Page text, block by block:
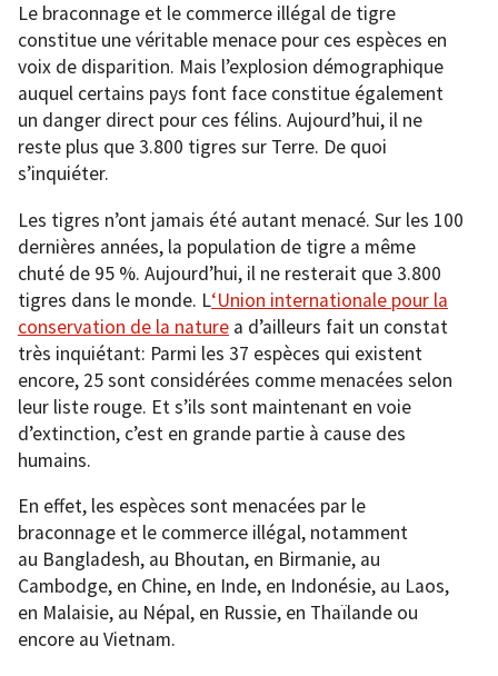
Le braconnage et le commerce illégal de tigre
constitue une véritable menace pour ces espèces en
voix de disparition. Mais l’explosion démographique
auquel certains pays font face constitue également
un danger direct pour ces félins. Aujourd’hui, il ne
reste plus que 3.800 tigres sur Terre. De quoi
s’inquiéter.
Les tigres n’ont jamais été autant menacé. Sur les 100
dernières années, la population de tigre a même
chuté de 95 %. Aujourd’hui, il ne resterait que 3.800
tigres dans le monde. L‘Union internationale pour la
conservation de la nature a d’ailleurs fait un constat
très inquiétant: Parmi les 37 espèces qui existent
encore, 25 sont considérées comme menacées selon
leur liste rouge. Et s’ils sont maintenant en voie
d’extinction, c’est en grande partie à cause des
humains.
En effet, les espèces sont menacées par le
braconnage et le commerce illégal, notamment
au Bangladesh, au Bhoutan, en Birmanie, au
Cambodge, en Chine, en Inde, en Indonésie, au Laos,
en Malaisie, au Népal, en Russie, en Thaïlande ou
encore au Vietnam.